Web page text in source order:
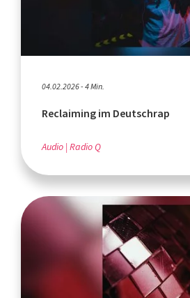
04.02.2026 - 4 Min.
Reclaiming im Deutschrap
Audio Radio Q